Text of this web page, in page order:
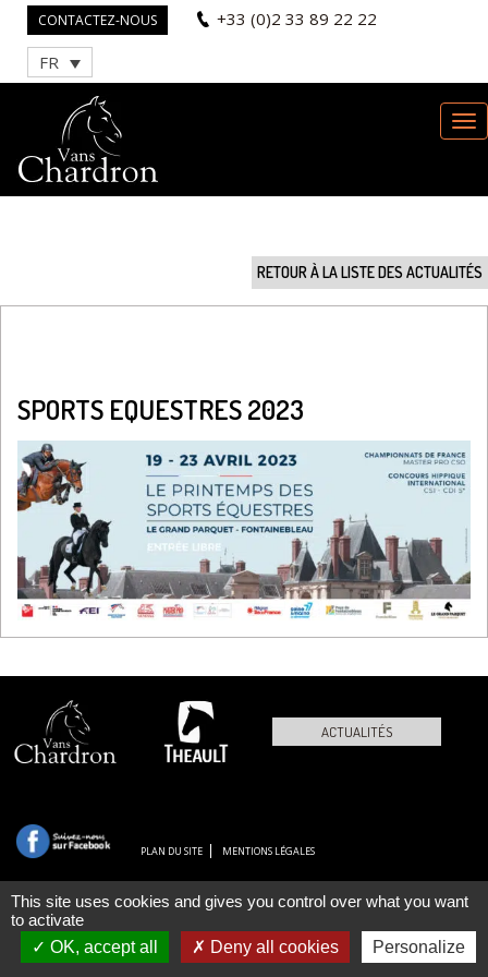
CONTACTEZ-NOUS +33 (0)2 33 89 22 22
FR
RETOUR À LA LISTE DES ACTUALITÉS
SPORTS EQUESTRES 2023
ACTUALITÉS
PLAN DU SITE MENTIONS LÉGALES
This site uses cookies and gives you control over what you want
to activate
OK, accept all
Deny all cookies Personalize